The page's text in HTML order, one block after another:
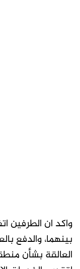
واكد ان الطرفين
بينهما، والدفع
العالقة بشأن